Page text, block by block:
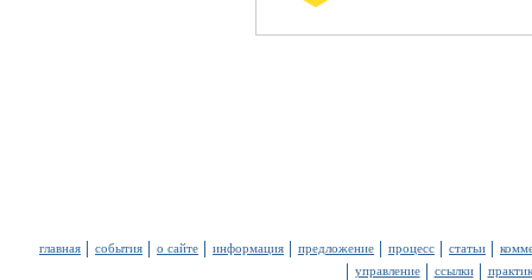
главная события о сайте информация предложение процесс статьи
управление
ссылки